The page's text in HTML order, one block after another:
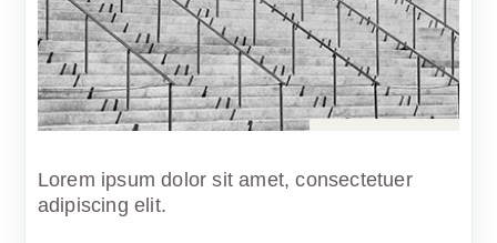
Lorem ipsum dolor sit amet, consectetuer
adipiscing elit.